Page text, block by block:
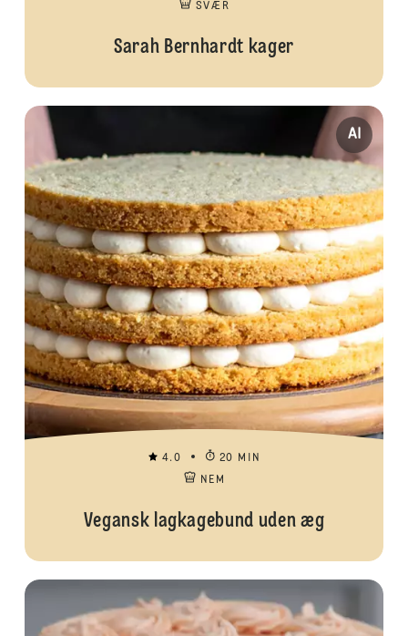
SVÆR
Sarah Bernhardt kager
AI
4.0
20 MIN
NEM
Vegansk lagkagebund uden æg